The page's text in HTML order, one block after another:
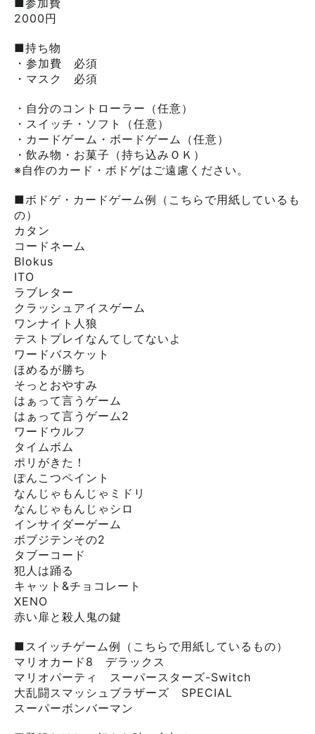
■参加費
2000円
■持ち物
・参加費 必須
・マスク 必須
・自分のコントローラー（任意）
・スイッチ・ソフト（任意）
・カードゲーム・ボードゲーム（任意）
・飲み物・お菓子（持ち込みＯＫ）
※自作のカード・ボドゲはご遠慮ください。
■ボドゲ・カードゲーム例（こちらで用紙しているも
の）
カタン
コードネーム
Blokus
ITO
ラブレター
クラッシュアイスゲーム
ワンナイト人狼
テストプレイなんてしてないよ
ワードバスケット
ほめるが勝ち
そっとおやすみ
はぁって言うゲーム
はぁって言うゲーム2
ワードウルフ
タイムボム
ポリがきた！
ぽんこつペイント
なんじゃもんじゃミドリ
なんじゃもんじゃシロ
インサイダーゲーム
ボブジテンその2
タブーコード
犯人は踊る
キャット&チョコレート
XENO
赤い扉と殺人鬼の鍵
■スイッチゲーム例（こちらで用紙しているもの）
マリオカード8 デラックス
マリオパーティ スーパースターズ-Switch
大乱闘スマッシュブラザーズ SPECIAL
スーパーボンバーマン